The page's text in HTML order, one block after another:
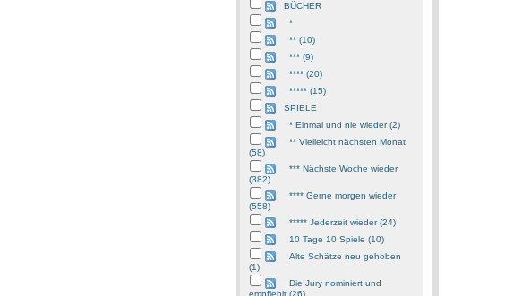
BÜCHER
*
** (10)
*** (9)
**** (20)
***** (15)
SPIELE
* Einmal und nie wieder (2)
** Vielleicht nächsten Monat
(58)
*** Nächste Woche wieder
(382)
**** Gerne morgen wieder
(558)
***** Jederzeit wieder (24)
10 Tage 10 Spiele (10)
Alte Schätze neu gehoben
(1)
Die Jury nominiert und
empfiehlt (26)